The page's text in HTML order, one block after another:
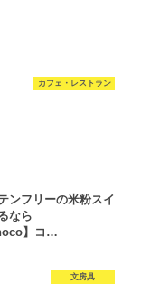
カフェ・レストラン
ンフリーの米粉スイ
なら
】コ…
文房具